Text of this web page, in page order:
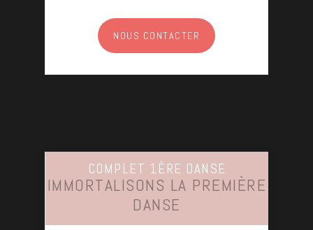
NOUS CONTACTER
COMPLET 1ÈRE DANSE
IMMORTALISONS LA PREMIÈRE
DANSE